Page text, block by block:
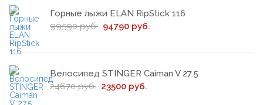
Горные лыжи ELAN RipStick 116
99590 руб. 94790 руб.
Велосипед STINGER Caiman V 27.5
24670 руб. 23500 руб.